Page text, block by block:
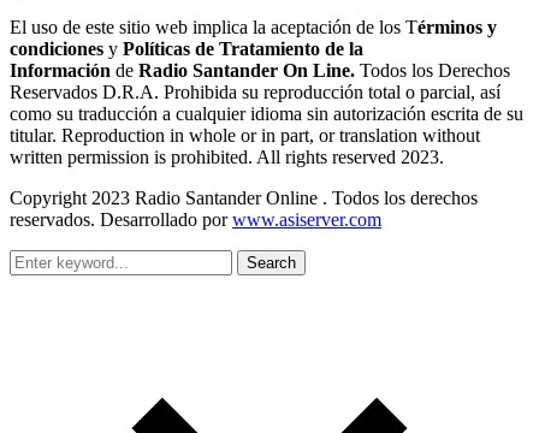
El uso de este sitio web implica la aceptación de los Términos y
condiciones y Políticas de Tratamiento de la
Información de Radio Santander On Line. Todos los Derechos
Reservados D.R.A. Prohibida su reproducción total o parcial, así
como su traducción a cualquier idioma sin autorización escrita de su
titular. Reproduction in whole or in part, or translation without
written permission is prohibited. All rights reserved 2023.
Copyright 2023 Radio Santander Online . Todos los derechos
reservados. Desarrollado porwww.asiserver.com
Search